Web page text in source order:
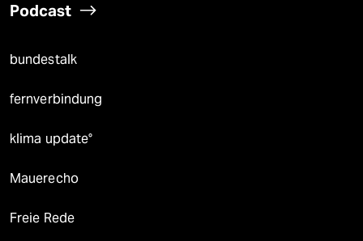
Podcast
bundestalk
fernverbindung
klima update°
Mauerecho
Freie Rede